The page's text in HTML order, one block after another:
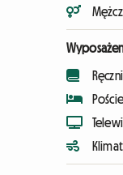
Pościel